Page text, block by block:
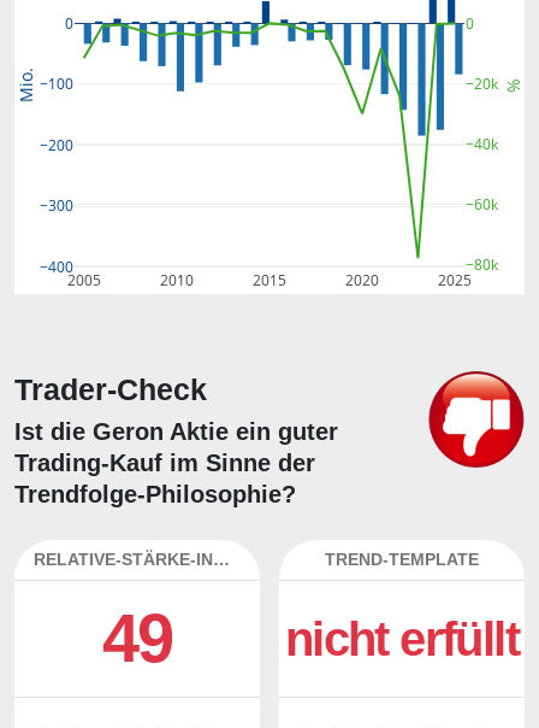
2005 2010 2015 2020 2025
−400
−300
−200
−100
0
−80k
−60k
−40k
−20k
0
Mio. %
Trader-Check
Ist die Geron Aktie ein guter
Trading-Kauf im Sinne der
Trendfolge-Philosophie?
RELATIVE-STÄRKE-INDEX
49
TREND-TEMPLATE
nicht erfüllt